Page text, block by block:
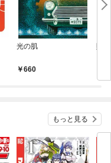
光の肌
660
賭
もっと見る